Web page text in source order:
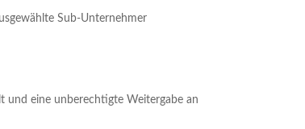
Sub-Unternehmer
und eine unberechtigte Weitergabe an